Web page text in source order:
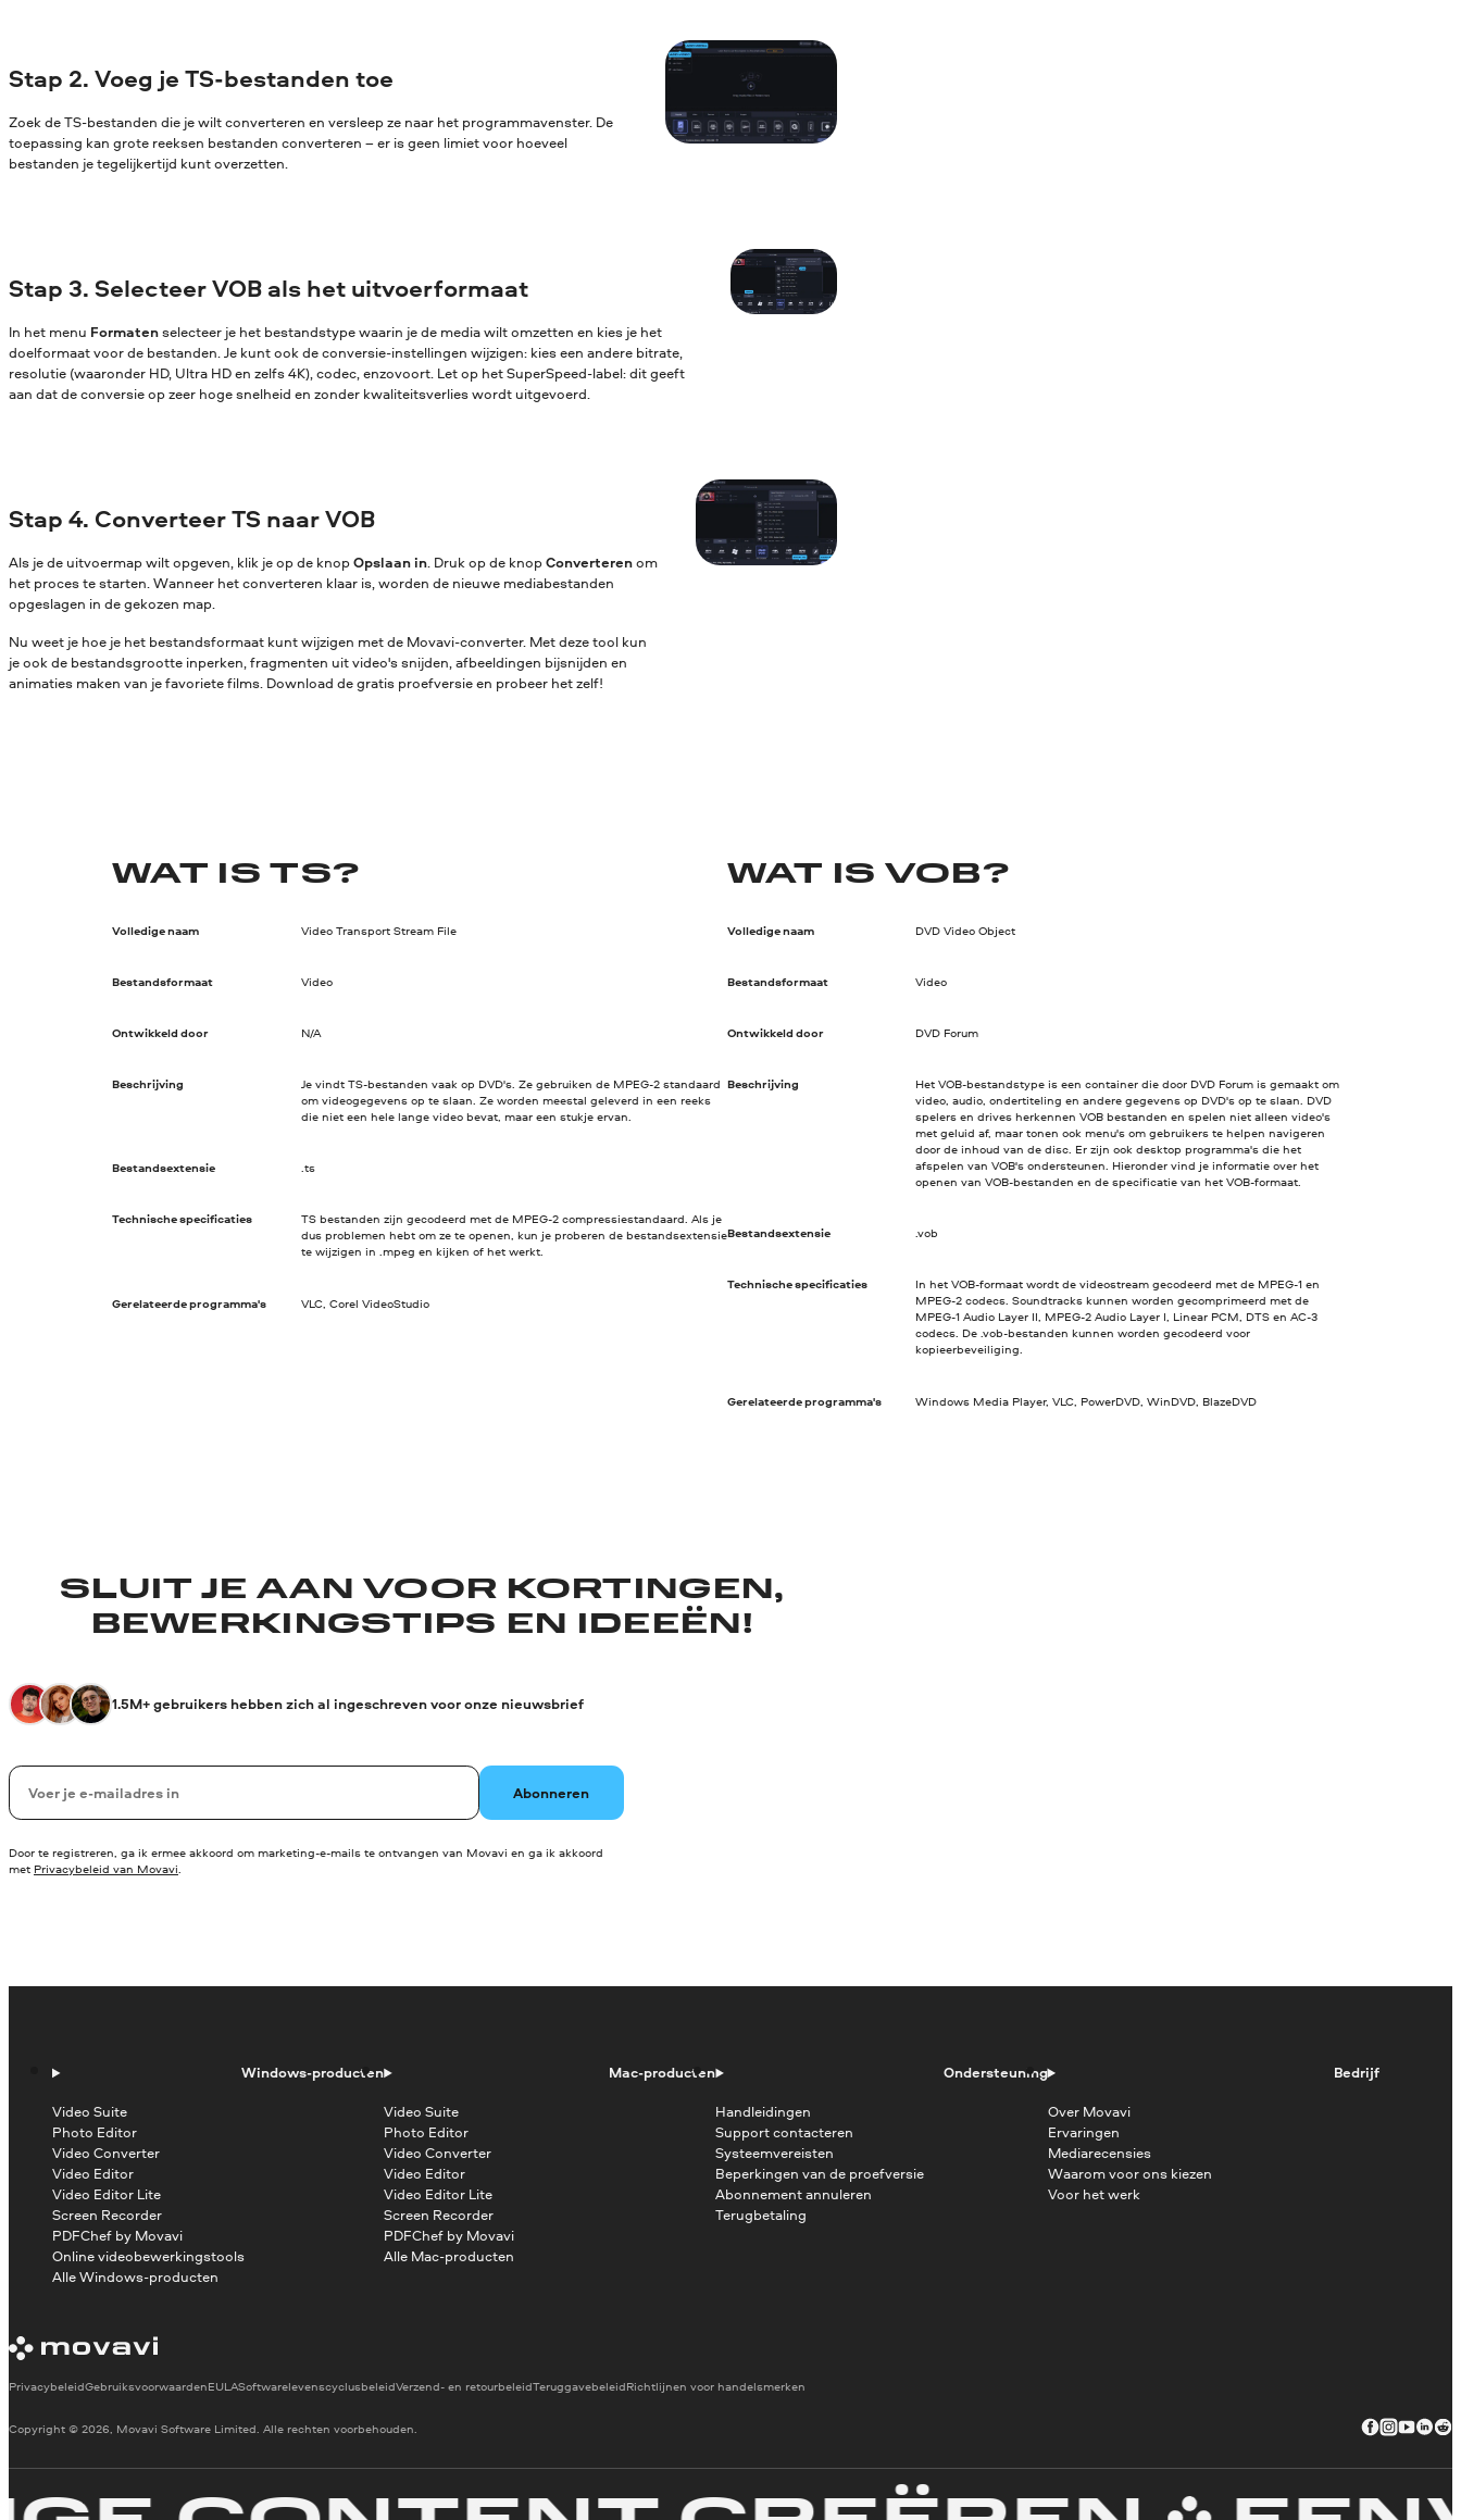
Stap 2. Voeg je TS-bestanden toe
Zoek de TS-bestanden die je wilt converteren en versleep ze naar het programmavenster. De
toepassing kan grote reeksen bestanden converteren – er is geen limiet voor hoeveel
bestanden je tegelijkertijd kunt overzetten.
Stap 3. Selecteer VOB als het uitvoerformaat
In het menu Formatenselecteer je het bestandstype waarin je de media wilt omzetten en kies je het
doelformaat voor de bestanden. Je kunt ook de conversie-instellingen wijzigen: kies een andere bitrate,
resolutie (waaronder HD, Ultra HD en zelfs 4K), codec, enzovoort. Let op het SuperSpeed-label: dit geeft
aan dat de conversie op zeer hoge snelheid en zonder kwaliteitsverlies wordt uitgevoerd.
Stap 4. Converteer TS naar VOB
Als je de uitvoermap wilt opgeven, klik je op de knopOpslaan in. Druk op de knopConverterenom
het proces te starten. Wanneer het converteren klaar is, worden de nieuwe mediabestanden
opgeslagen in de gekozen map.
Nu weet je hoe je het bestandsformaat kunt wijzigen met de Movavi-converter. Met deze tool kun
je ook de bestandsgrootte inperken, fragmenten uit video's snijden, afbeeldingen bijsnijden en
animaties maken van je favoriete films. Download de gratis proefversie en probeer het zelf!
WAT IS TS?
Volledige naam Video Transport Stream File
Bestandsformaat Video
Ontwikkeld door N/A
Beschrijving
Je vindt TS-bestanden vaak op DVD's. Ze gebruiken de MPEG-2 standaard
om videogegevens op te slaan. Ze worden meestal geleverd in een reeks
die niet een hele lange video bevat, maar een stukje ervan.
Bestandsextensie .ts
Technische specificaties
TS bestanden zijn gecodeerd met de MPEG-2 compressiestandaard. Als je
dus problemen hebt om ze te openen, kun je proberen de bestandsextensie
te wijzigen in .mpeg en kijken of het werkt.
Gerelateerde programma's VLC, Corel VideoStudio
WAT IS VOB?
Volledige naam DVD Video Object
Bestandsformaat Video
Ontwikkeld door DVD Forum
Beschrijving
Het VOB-bestandstype is een container die door DVD Forum is gemaakt om
video, audio, ondertiteling en andere gegevens op DVD's op te slaan. DVD
spelers en drives herkennen VOB bestanden en spelen niet alleen video's
met geluid af, maar tonen ook menu's om gebruikers te helpen navigeren
door de inhoud van de disc. Er zijn ook desktop programma's die het
afspelen van VOB's ondersteunen. Hieronder vind je informatie over het
openen van VOB-bestanden en de specificatie van het VOB-formaat.
Bestandsextensie .vob
Technische specificaties
In het VOB-formaat wordt de videostream gecodeerd met de MPEG-1 en
MPEG-2 codecs. Soundtracks kunnen worden gecomprimeerd met de
MPEG-1 Audio Layer II, MPEG-2 Audio Layer I, Linear PCM, DTS en AC-3
codecs. De .vob-bestanden kunnen worden gecodeerd voor
kopieerbeveiliging.
Gerelateerde programma's Windows Media Player, VLC, PowerDVD, WinDVD, BlazeDVD
SLUIT JE AAN VOOR KORTINGEN,
BEWERKINGSTIPS EN IDEEËN!
1.5M+ gebruikers hebben zich al ingeschreven voor onze nieuwsbrief
Uw e-mail Abonneren
Door te registreren, ga ik ermee akkoord om marketing-e-mails te ontvangen van Movavi en ga ik akkoord
met Privacybeleid van Movavi
Windows-producten
Video Suite
Photo Editor
Video Converter
Video Editor
Video Editor Lite
Screen Recorder
PDFChef by Movavi
Online videobewerkingstools
Alle Windows-producten
Mac-producten
Video Suite
Photo Editor
Video Converter
Video Editor
Video Editor Lite
Screen Recorder
PDFChef by Movavi
Alle Mac-producten
Ondersteuning
Handleidingen
Support contacteren
Systeemvereisten
Beperkingen van de proefversie
Abonnement annuleren
Terugbetaling
Bedrijf
Over Movavi
Ervaringen
Mediarecensies
Waarom voor ons kiezen
Voor het werk
Copyright © 2026, Movavi Software Limited. Alle rechten voorbehouden.
PrivacybeleidGebruiksvoorwaardenEULASoftwarelevenscyclusbeleidVerzend- en retourbeleidTeruggavebeleidRichtlijnen voor handelsmerken